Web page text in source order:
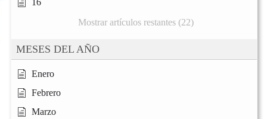
Mostrar artículos restantes (22)
MESES DEL AÑO
Enero
Febrero
Marzo